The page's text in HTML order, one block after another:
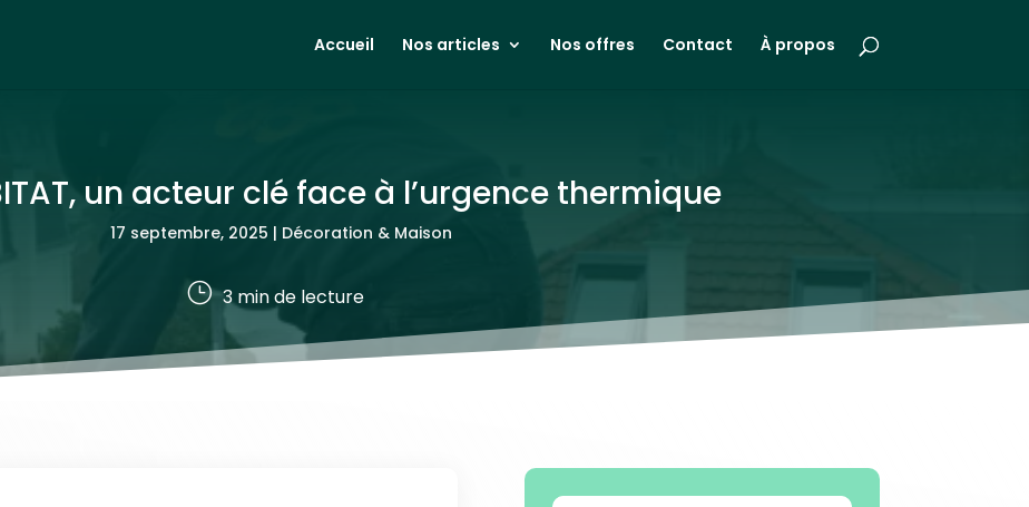
Accueil Nos articles Nos offres Contact À propos
un acteur clé face à l’urgence thermique
17 septembre, 2025 | Décoration & Maison
} 3min de lecture